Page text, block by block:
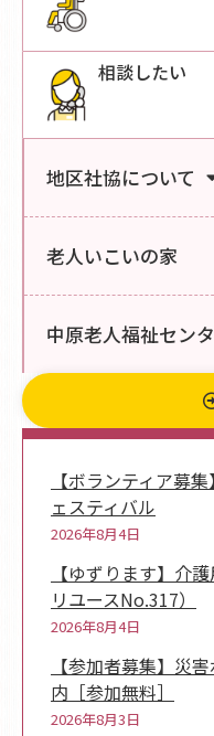
相談したい
地区社協について
老人いこいの家
中原老人福祉セン
新着情報
【ボランティア募
ェスティバル
2026年8月4日
【ゆずります】介
リユースNo.317）
2026年8月4日
【参加者募集】災
内［参加無料］
2026年8月3日